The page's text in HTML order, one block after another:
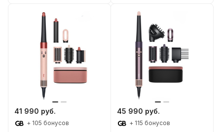
41 990 руб.
+ 105 бонусов
45 990 руб.
+ 115 бонусов